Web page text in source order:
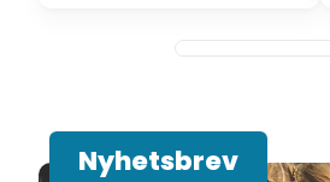
Nyhetsbrev